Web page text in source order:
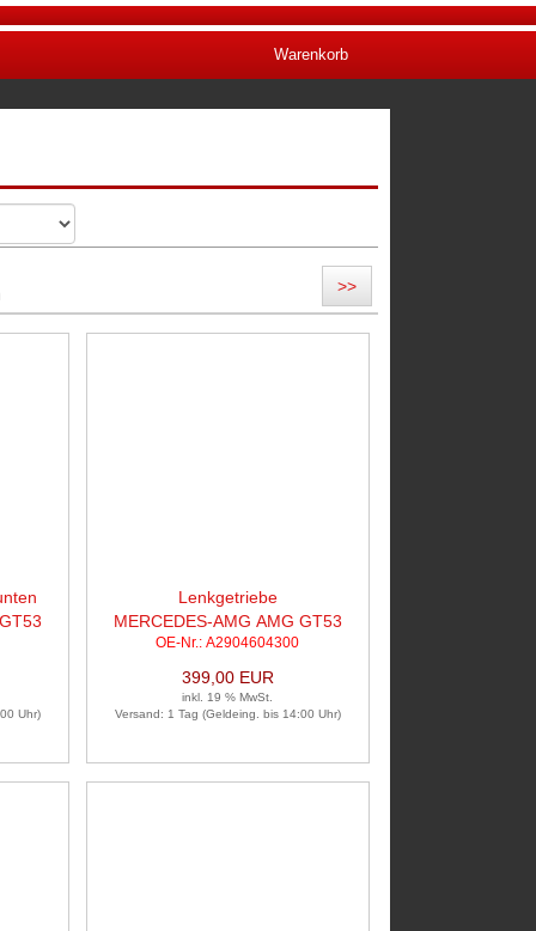
Warenkorb
>>
Uhr)
Lenkgetriebe
MERCEDES-AMG AMG GT53
4MATIC
OE-Nr.: A2904604300
399,00 EUR
inkl. 19 % MwSt.
Versand: 1 Tag (Geldeing. bis 14:00 Uhr)